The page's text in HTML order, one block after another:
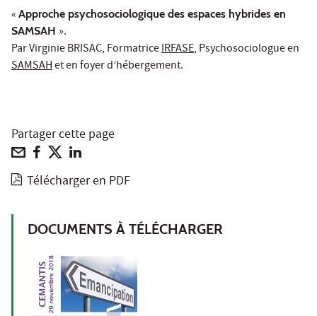
« Approche psychosociologique des espaces hybrides en
SAMSAH ».
Par Virginie BRISAC, FormatriceIRFASE, Psychosociologue en
SAMSAHet en foyer d’hébergement.
Partager cette page
Télécharger en PDF
DOCUMENTS À TÉLÉCHARGER